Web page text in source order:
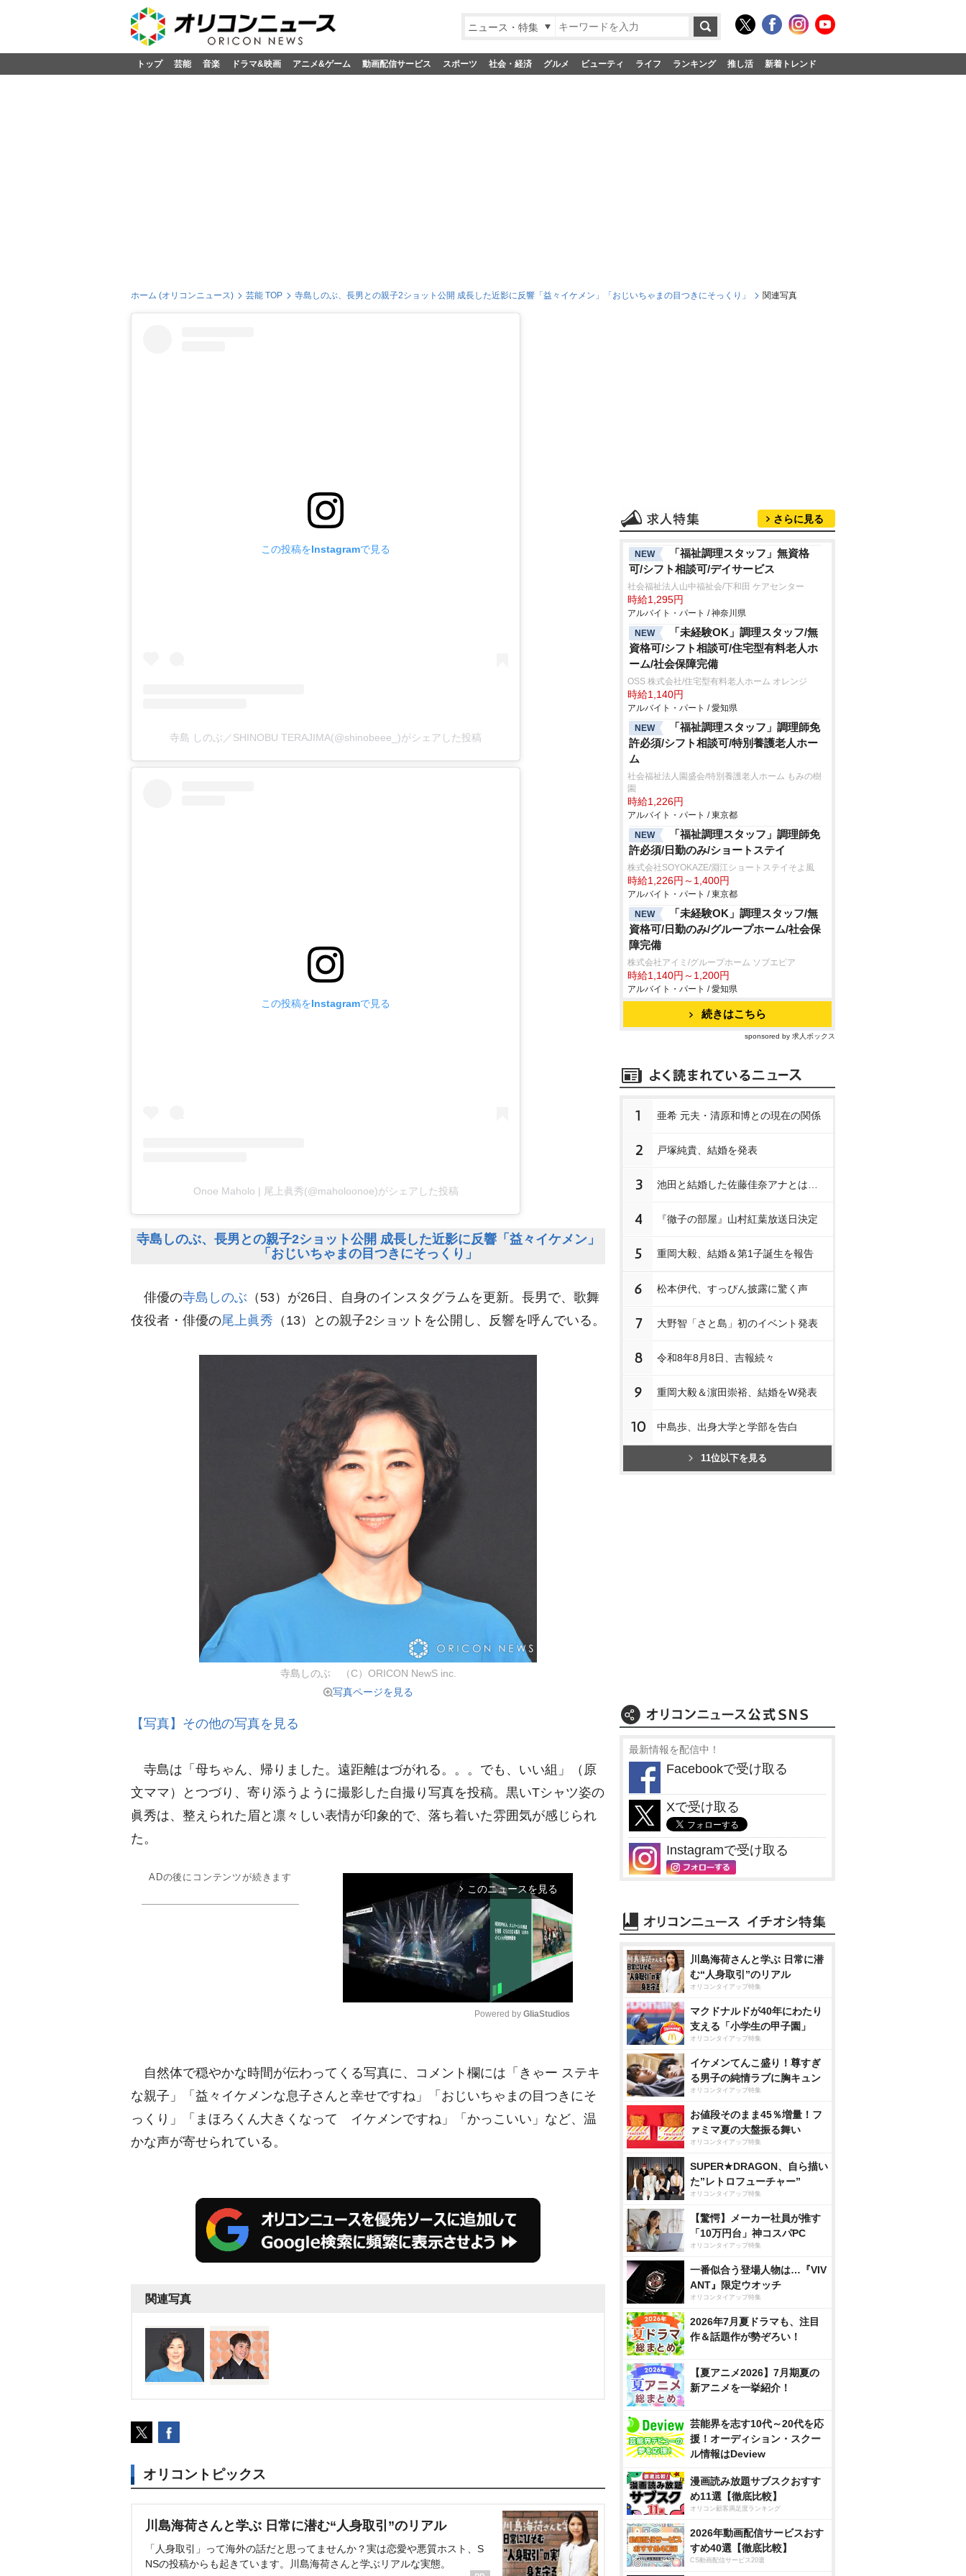
ニュース・特集
トップ 芸能 音楽 ドラマ&映画 アニメ&ゲーム 動画配信サービス スポーツ 社会・経済 グルメ ビューティ ライフ ランキング 推し活 新着トレンド
ホーム (オリコンニュース) 芸能 TOP 寺島しのぶ、長男との親子2ショット公開 成長した近影に反響「益々イケメン」「おじいちゃまの目つきにそっくり」 関連写真
この投稿をInstagramで見る
寺島 しのぶ／SHINOBU TERAJIMA(@shinobeee_)がシェアした投稿
この投稿をInstagramで見る
Onoe Maholo | 尾上眞秀(@maholoonoe)がシェアした投稿
寺島しのぶ、長男との親子2ショット公開 成長した近影に反響「益々イケメン」
「おじいちゃまの目つきにそっくり」
俳優の寺島しのぶ （53）が26日、自身のインスタグラムを更新。長男で、歌舞
伎役者・俳優の尾上眞秀 （13）との親子2ショットを公開し、反響を呼んでいる。
寺島しのぶ （C）ORICON NewS inc.
写真ページを見る
【写真】その他の写真を見る
寺島は「母ちゃん、帰りました。遠距離はづがれる。。。でも、いい組」（原
文ママ）とつづり、寄り添うように撮影した自撮り写真を投稿。黒いTシャツ姿の
眞秀は、整えられた眉と凛々しい表情が印象的で、落ち着いた雰囲気が感じられ
た。
ADの後にコンテンツが続きます
arrow_forward_ios このニュースを見る
u
t
e
Powered by GliaStudios
自然体で穏やかな時間が伝わってくる写真に、コメント欄には「きゃー ステキ
な親子」「益々イケメンな息子さんと幸せですね」「おじいちゃまの目つきにそ
っくり」「まほろくん大きくなって イケメンですね」「かっこいい」など、温
かな声が寄せられている。
関連写真
オリコントピックス
川島海荷さんと学ぶ 日常に潜む“人身取引”のリアル
「人身取引」って海外の話だと思ってませんか？実は恋愛や悪質ホスト、S
NSの投稿からも起きています。川島海荷さんと学ぶリアルな実態。
さらに見る
NEW
「福祉調理スタッフ」無資格
可/シフト相談可/デイサービス
社会福祉法人山中福祉会/下和田 ケアセンター
時給1,295円
アルバイト・パート / 神奈川県
NEW
「未経験OK」調理スタッフ/無
資格可/シフト相談可/住宅型有料老人ホ
ーム/社会保障完備
OSS 株式会社/住宅型有料老人ホーム オレンジ
時給1,140円
アルバイト・パート / 愛知県
NEW
「福祉調理スタッフ」調理師免
許必須/シフト相談可/特別養護老人ホー
ム
社会福祉法人園盛会/特別養護老人ホーム もみの樹
園
時給1,226円
アルバイト・パート / 東京都
NEW
「福祉調理スタッフ」調理師免
許必須/日勤のみ/ショートステイ
株式会社SOYOKAZE/淵江ショートステイそよ風
時給1,226円～1,400円
アルバイト・パート / 東京都
NEW
「未経験OK」調理スタッフ/無
資格可/日勤のみ/グループホーム/社会保
障完備
株式会社アイミ/グループホーム ソブエピア
時給1,140円～1,200円
アルバイト・パート / 愛知県
続きはこちら
sponsored by 求人ボックス
1 亜希 元夫・清原和博との現在の関係
2 戸塚純貴、結婚を発表
3 池田と結婚した佐藤佳奈アナとは…
4 『徹子の部屋』山村紅葉放送日決定
5 重岡大毅、結婚＆第1子誕生を報告
6 松本伊代、すっぴん披露に驚く声
7 大野智「さと島」初のイベント発表
8 令和8年8月8日、吉報続々
9 重岡大毅＆濵田崇裕、結婚をW発表
10 中島歩、出身大学と学部を告白
11位以下を見る
最新情報を配信中！
Facebookで受け取る
Xで受け取る
Instagramで受け取る
川島海荷さんと学ぶ 日常に潜
む“人身取引”のリアル
オリコンタイアップ特集
マクドナルドが40年にわたり
支える「小学生の甲子園」
オリコンタイアップ特集
イケメンてんこ盛り！尊すぎ
る男子の純情ラブに胸キュン
オリコンタイアップ特集
お値段そのまま45％増量！フ
ァミマ夏の大盤振る舞い
オリコンタイアップ特集
SUPER★DRAGON、自ら描い
た”レトロフューチャー”
オリコンタイアップ特集
【驚愕】メーカー社員が推す
「10万円台」神コスパPC
オリコンタイアップ特集
一番似合う登場人物は…『VIV
ANT』限定ウオッチ
オリコンタイアップ特集
2026年7月夏ドラマも、注目
作＆話題作が勢ぞろい！
【夏アニメ2026】7月期夏の
新アニメを一挙紹介！
芸能界を志す10代～20代を応
援！オーディション・スクー
ル情報はDeview
漫画読み放題サブスクおすす
め11選【徹底比較】
オリコン顧客満足度ランキング
2026年動画配信サービスおす
すめ40選【徹底比較】
CS動画配信サービス20選